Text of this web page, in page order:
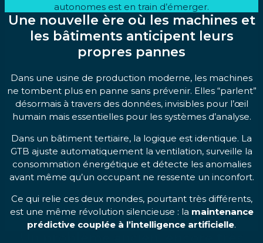
autonomes est en train d’émerger.
Une nouvelle ère où les machines et
les bâtiments anticipent leurs
propres pannes
Dans une usine de production moderne, les machines
ne tombent plus en panne sans prévenir. Elles “parlent”
désormais à travers des données, invisibles pour l’œil
humain mais essentielles pour les systèmes d’analyse.
Dans un bâtiment tertiaire, la logique est identique. La
GTB ajuste automatiquement la ventilation, surveille la
consommation énergétique et détecte les anomalies
avant même qu’un occupant ne ressente un inconfort.
Ce qui relie ces deux mondes, pourtant très différents,
est une même révolution silencieuse : la maintenance
prédictive couplée à l’intelligence artificielle.